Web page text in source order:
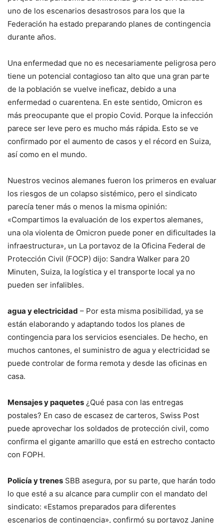
uno de los escenarios desastrosos para los que la
Federación ha estado preparando planes de contingencia
durante años.
Una enfermedad que no es necesariamente peligrosa pero
tiene un potencial contagioso tan alto que una gran parte
de la población se vuelve ineficaz, debido a una
enfermedad o cuarentena. En este sentido, Omicron es
más preocupante que el propio Covid. Porque la infección
parece ser leve pero es mucho más rápida. Esto se ve
confirmado por el aumento de casos y el récord en Suiza,
así como en el mundo.
Nuestros vecinos alemanes fueron los primeros en evaluar
los riesgos de un colapso sistémico, pero el sindicato
parecía tener más o menos la misma opinión:
«Compartimos la evaluación de los expertos alemanes,
una ola violenta de Omicron puede poner en dificultades la
infraestructura», un La portavoz de la Oficina Federal de
Protección Civil (FOCP) dijo: Sandra Walker para 20
Minuten, Suiza, la logística y el transporte local ya no
pueden ser infalibles.
agua y electricidad – Por esta misma posibilidad, ya se
están elaborando y adaptando todos los planes de
contingencia para los servicios esenciales. De hecho, en
muchos cantones, el suministro de agua y electricidad se
puede controlar de forma remota y desde las oficinas en
casa.
Mensajes y paquetes ¿Qué pasa con las entregas
postales? En caso de escasez de carteros, Swiss Post
puede aprovechar los soldados de protección civil, como
confirma el gigante amarillo que está en estrecho contacto
con FOPH.
Policía y trenes SBB asegura, por su parte, que harán todo
lo que esté a su alcance para cumplir con el mandato del
sindicato: «Estamos preparados para diferentes
escenarios de contingencia», confirmó su portavoz Janine